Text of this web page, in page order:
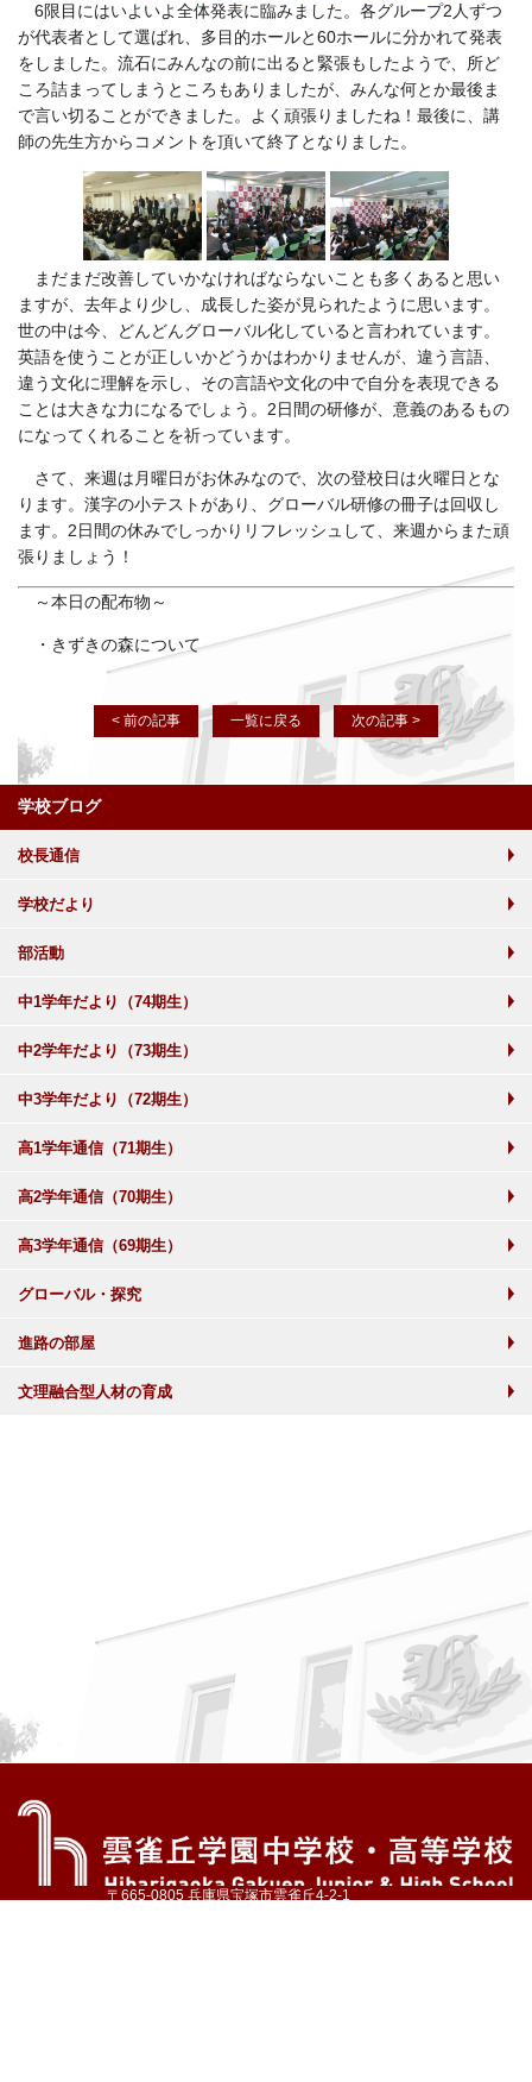
6限目にはいよいよ全体発表に臨みました。各グループ2人ずつ
が代表者として選ばれ、多目的ホールと60ホールに分かれて発表
をしました。流石にみんなの前に出ると緊張もしたようで、所ど
ころ詰まってしまうところもありましたが、みんな何とか最後ま
で言い切ることができました。よく頑張りましたね！最後に、講
師の先生方からコメントを頂いて終了となりました。
まだまだ改善していかなければならないことも多くあると思い
ますが、去年より少し、成長した姿が見られたように思います。
世の中は今、どんどんグローバル化していると言われています。
英語を使うことが正しいかどうかはわかりませんが、違う言語、
違う文化に理解を示し、その言語や文化の中で自分を表現できる
ことは大きな力になるでしょう。2日間の研修が、意義のあるもの
になってくれることを祈っています。
さて、来週は月曜日がお休みなので、次の登校日は火曜日とな
ります。漢字の小テストがあり、グローバル研修の冊子は回収し
ます。2日間の休みでしっかりリフレッシュして、来週からまた頑
張りましょう！
～本日の配布物～
・きずきの森について
< 前の記事 一覧に戻る 次の記事 >
学校ブログ
校長通信
学校だより
部活動
中1学年だより（74期生）
中2学年だより（73期生）
中3学年だより（72期生）
高1学年通信（71期生）
高2学年通信（70期生）
高3学年通信（69期生）
グローバル・探究
進路の部屋
文理融合型人材の育成
〒665-0805 兵庫県宝塚市雲雀丘4-2-1